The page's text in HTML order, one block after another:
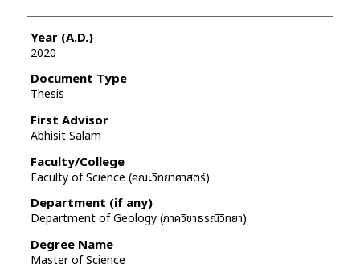
Year (A.D.)
2020
Document Type
Thesis
First Advisor
Abhisit Salam
Faculty/College
Faculty of Science (คณะวิทยาศาสตร์)
Department (if any)
Department of Geology (ภาควิชาธรณีวิทยา)
Degree Name
Master of Science